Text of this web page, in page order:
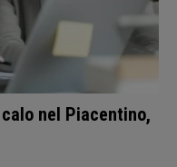
nel Piacentino,